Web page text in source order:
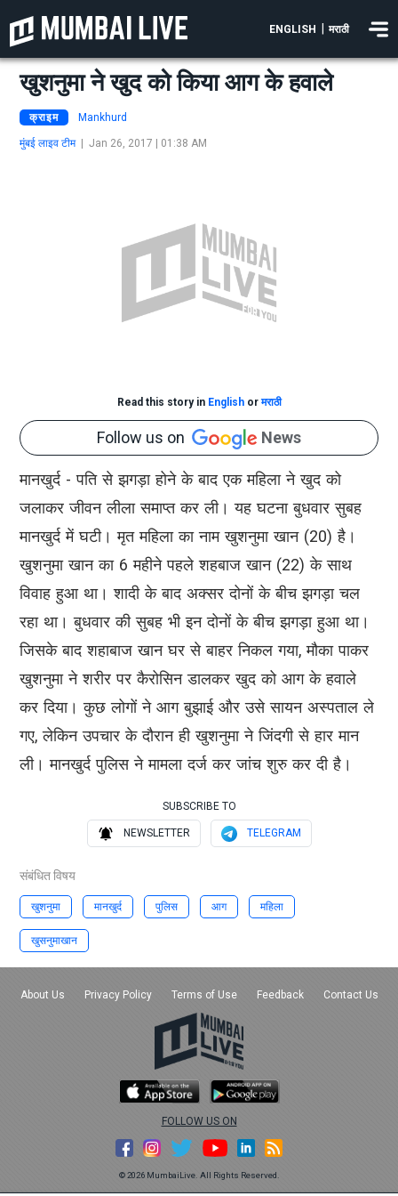
ENGLISH मराठी
खुशनुमा ने खुद को किया आग के हवाले
क्राइम Mankhurd
मुंबई लाइव टीम| Jan 26, 2017 | 01:38 AM
Read this story in Englishorमराठी
Follow us on News
मानखुर्द - पति से झगड़ा होने के बाद एक महिला ने खुद को
जलाकर जीवन लीला समाप्त कर ली। यह घटना बुधवार सुबह
मानखुर्द में घटी। मृत महिला का नाम खुशनुमा खान (20) है।
खुशनुमा खान का 6 महीने पहले शहबाज खान (22) के साथ
विवाह हुआ था। शादी के बाद अक्सर दोनों के बीच झगड़ा चल
रहा था। बुधवार की सुबह भी इन दोनों के बीच झगड़ा हुआ था।
जिसके बाद शहाबाज खान घर से बाहर निकल गया, मौका पाकर
खुशनुमा ने शरीर पर कैरोसिन डालकर खुद को आग के हवाले
कर दिया। कुछ लोगों ने आग बुझाई और उसे सायन अस्पताल ले
गए, लेकिन उपचार के दौरान ही खुशनुमा ने जिंदगी से हार मान
ली। मानखुर्द पुलिस ने मामला दर्ज कर जांच शुरु कर दी है।
SUBSCRIBE TO
NEWSLETTER TELEGRAM
संबंधित विषय
खुशनुमा मानखुर्द पुलिस आग महिला
खुसनुमाखान
About Us Privacy Policy Terms of Use Feedback Contact Us
FOLLOW US ON
© 2026 MumbaiLive. All Rights Reserved.